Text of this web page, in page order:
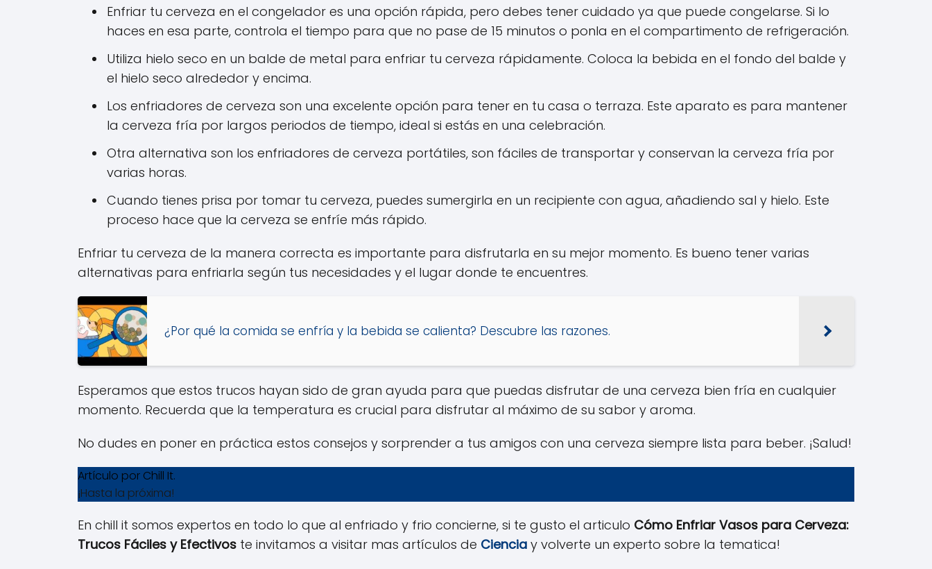
Enfriar tu cerveza en el congelador es una opción rápida, pero debes tener cuidado ya que puede congelarse. Si lo
haces en esa parte, controla el tiempo para que no pase de 15 minutos o ponla en el compartimento de refrigeración.
Utiliza hielo seco en un balde de metal para enfriar tu cerveza rápidamente. Coloca la bebida en el fondo del balde y
el hielo seco alrededor y encima.
Los enfriadores de cerveza son una excelente opción para tener en tu casa o terraza. Este aparato es para mantener
la cerveza fría por largos periodos de tiempo, ideal si estás en una celebración.
Otra alternativa son los enfriadores de cerveza portátiles, son fáciles de transportar y conservan la cerveza fría por
varias horas.
Cuando tienes prisa por tomar tu cerveza, puedes sumergirla en un recipiente con agua, añadiendo sal y hielo. Este
proceso hace que la cerveza se enfríe más rápido.
Enfriar tu cerveza de la manera correcta es importante para disfrutarla en su mejor momento. Es bueno tener varias
alternativas para enfriarla según tus necesidades y el lugar donde te encuentres.
¿Por qué la comida se enfría y la bebida se calienta? Descubre las razones.
Esperamos que estos trucos hayan sido de gran ayuda para que puedas disfrutar de una cerveza bien fría en cualquier
momento. Recuerda que la temperatura es crucial para disfrutar al máximo de su sabor y aroma.
No dudes en poner en práctica estos consejos y sorprender a tus amigos con una cerveza siempre lista para beber. ¡Salud!
Artículo por Chill It.
¡Hasta la próxima!
En chill it somos expertos en todo lo que al enfriado y frio concierne, si te gusto el articulo Cómo Enfriar Vasos para Cerveza:
Trucos Fáciles y Efectivos te invitamos a visitar mas artículos de Ciencia y volverte un experto sobre la tematica!